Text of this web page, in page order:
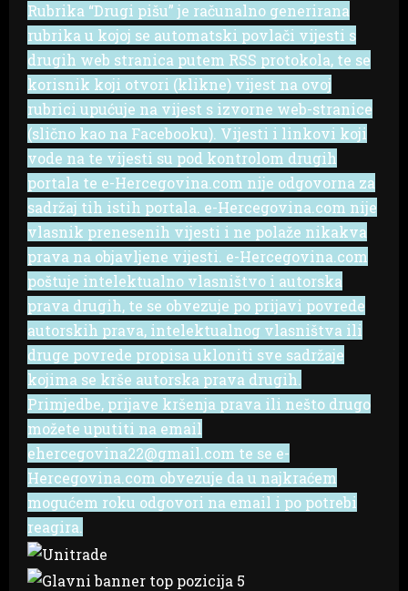
Rubrika “Drugi pišu” je računalno generirana
rubrika u kojoj se automatski povlači vijesti s
drugih web stranica putem RSS protokola, te se
korisnik koji otvori (klikne) vijest na ovoj
rubrici upućuje na vijest s izvorne web-stranice
(slično kao na Facebooku). Vijesti i linkovi koji
vode na te vijesti su pod kontrolom drugih
portala te e-Hercegovina.com nije odgovorna za
sadržaj tih istih portala. e-Hercegovina.com nije
vlasnik prenesenih vijesti i ne polaže nikakva
prava na objavljene vijesti. e-Hercegovina.com
poštuje intelektualno vlasništvo i autorska
prava drugih, te se obvezuje po prijavi povrede
autorskih prava, intelektualnog vlasništva ili
druge povrede propisa ukloniti sve sadržaje
kojima se krše autorska prava drugih.
Primjedbe, prijave kršenja prava ili nešto drugo
možete uputiti na email
ehercegovina22@gmail.com te se e-
Hercegovina.com obvezuje da u najkraćem
mogućem roku odgovori na email i po potrebi
reagira.